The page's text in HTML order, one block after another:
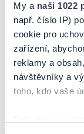
My a naši 1022
např. číslo IP)
cookie pro
zařízení,
reklamy a
návštěvníky a
toho, kdo vaše
UPOZORNĚNÍ:
ponechat i pro
Parkovací místo si
akci. Stačí jít na
PARKOVACÍ
míst. Stejně tak si
Na
originální
způsob